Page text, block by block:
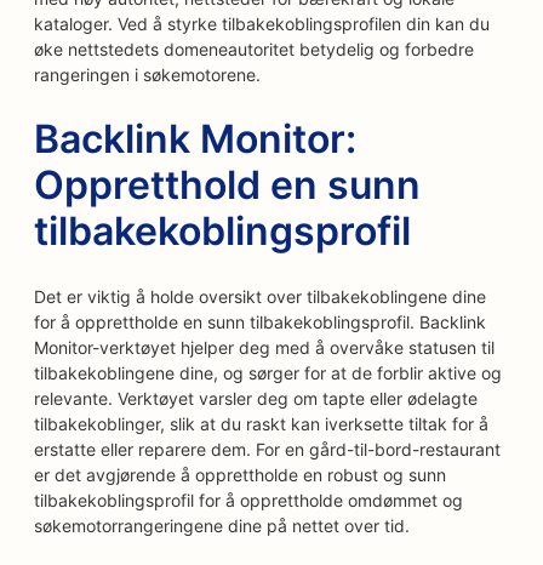
kataloger. Ved å styrke tilbakekoblingsprofilen din kan du
øke nettstedets domeneautoritet betydelig og forbedre
rangeringen i søkemotorene.
Backlink Monitor:
Oppretthold en sunn
tilbakekoblingsprofil
Det er viktig å holde oversikt over tilbakekoblingene dine
for å opprettholde en sunn tilbakekoblingsprofil. Backlink
Monitor-verktøyet hjelper deg med å overvåke statusen til
tilbakekoblingene dine, og sørger for at de forblir aktive og
relevante. Verktøyet varsler deg om tapte eller ødelagte
tilbakekoblinger, slik at du raskt kan iverksette tiltak for å
erstatte eller reparere dem. For en gård-til-bord-restaurant
er det avgjørende å opprettholde en robust og sunn
tilbakekoblingsprofil for å opprettholde omdømmet og
søkemotorrangeringene dine på nettet over tid.